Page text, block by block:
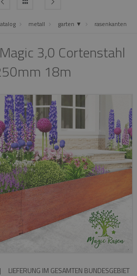
metall garten ▼ rasenkanten
3,0 Cortenstahl
18m
| LIEFERUNG IM GESAMTEN BUNDESGEBIET